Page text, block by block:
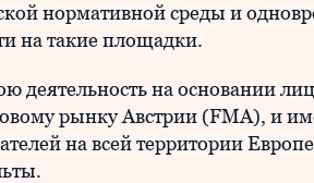
нормативной среды и
на такие площадки.
деятельность на основании
рынку Австрии (FMA), и
на всей территории